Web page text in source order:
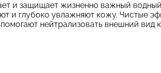
и защищает жизненно важный
и глубоко увлажняют кожу. Чистые
нейтрализовать внешний